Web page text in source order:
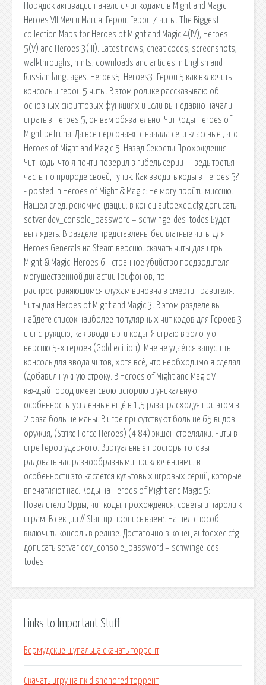
Порядок активации панели с чит кодами в Might and Magic:
Heroes VII Меч и Магия: Герои. Герои 7 читы. The Biggest
collection Maps for Heroes of Might and Magic 4(IV), Heroes
5(V) and Heroes 3(III). Latest news, cheat codes, screenshots,
walkthroughs, hints, downloads and articles in English and
Russian languages. Heroes5. Heroes3. Герои 5 как включить
консоль и герои 5 читы. В этом ролике рассказываю об
основных скриптовых функциях и Если вы недавно начали
играть в Heroes 5, он вам обязательно. Чит Коды Heroes of
Might petruha. Да все персонажи с начала сеги классные , что
Heroes of Might and Magic 5: Назад Секреты Прохождения
Чит-коды что я почти поверил в гибель серии — ведь третья
часть, по природе своей, тупик. Как вводить коды в Heroes 5?
- posted in Heroes of Might & Magic: Не могу пройти миссию.
Нашел след. рекоммендации: в конец autoexec.cfg дописать
setvar dev_console_password = schwinge-des-todes Будет
выглядеть. В разделе представлены бесплатные читы для
Heroes Generals на Steam версию. скачать читы для игры
Might & Magic: Heroes 6 - странное убийство предводителя
могущественной династии Грифонов, по
распространяющимся слухам виновна в смерти правителя.
Читы для Heroes of Might and Magic 3. В этом разделе вы
найдете список наиболее популярных чит кодов для Героев 3
и инструкцию, как вводить эти коды. Я играю в золотую
версию 5-х героев (Gold edition). Мне не удаётся запустить
консоль для ввода читов, хотя всё, что необходимо я сделал
(добавил нужную строку. В Heroes of Might and Magic V
каждый город имеет свою историю и уникальную
особенность. усиленные ещё в 1,5 раза, расходуя при этом в
2 раза больше маны. В игре присутствуют больше 65 видов
оружия, (Strike Force Heroes) (4.84) экшен стрелялки. Читы в
игре Герои ударного. Виртуальные просторы готовы
радовать нас разнообразными приключениями, в
особенности это касается культовых игровых серий, которые
впечатляют нас. Коды на Heroes of Might and Magic 5:
Повелители Орды, чит коды, прохождения, советы и пароли к
играм. В секции // Startup прописываем:. Нашел способ
включить консоль в релизе. Достаточно в конец autoexec.cfg
дописать setvar dev_console_password = schwinge-des-
todes.
Links to Important Stuff
Бермудские щупальца скачать торрент
Скачать игру на пк dishonored торрент